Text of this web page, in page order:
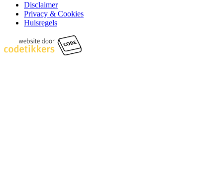
Disclaimer
Privacy & Cookies
Huisregels